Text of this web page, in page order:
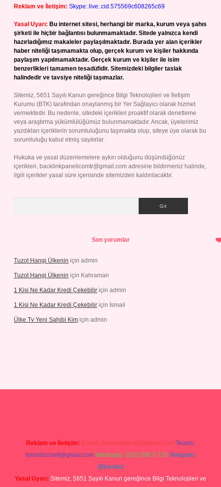
Reklam ve İletişim: Skype: live:.cid.575569c608265c69
Yasal Uyarı: Bu internet sitesi, herhangi bir marka, kurum veya şahıs
şirketi ile hiçbir bağlantısı bulunmamaktadır. Sitede yalnızca kendi
hazırladığımız makaleler paylaşılmaktadır. Burada yer alan içerikler
haber niteliği taşımamakta olup, gerçek kurum ve kişiler hakkında
paylaşım yapılmamaktadır. Gerçek kurum ve kişiler ile isim
benzerlikleri tamamen tesadüfidir. Sitemizdeki bilgiler taslak
halindedir ve tavsiye niteliği taşımazlar.
Sitemiz, 5651 Sayılı Kanun gereğince Bilgi Teknolojileri ve İletişim
Kurumu (BTK) tarafından onaylanmış bir Yer Sağlayıcı olarak hizmet
vermektedir. Bu nedenle, sitedeki içerikleri proaktif olarak denetleme
veya araştırma yükümlülüğümüz bulunmamaktadır. Ancak, üyelerimiz
yazdıkları içeriklerin sorumluluğunu taşımakta olup, siteye üye olarak bu
sorumluluğu kabul etmiş sayılırlar.
Hukuka ve yasal düzenlemelere aykırı olduğunu düşündüğünüz
içerikleri, backlinkpanelicomtr@gmail.com adresine bildirmeniz halinde,
ilgili içerikler yasal süre içerisinde sitemizden kaldırılacaktır.
Son yorumlar
Tuzot Hangi Ülkenin için admin
Tuzot Hangi Ülkenin için Kahraman
1 Kişi Ne Kadar Kredi Çekebilir için admin
1 Kişi Ne Kadar Kredi Çekebilir için İsmail
Ülke Tv Yeni Sahibi Kim için admin
Reklam ve İletişim: E-mail: backlinkpaneli@gmail.com Teams:
forumhizmeti@gmail.com Whatsapp: 0262 606 0 726 Telegram:
@karabul
Yasal Uyarı: Sitemiz, 5651 Sayılı Kanun gereğince Bilgi Teknolojileri ve